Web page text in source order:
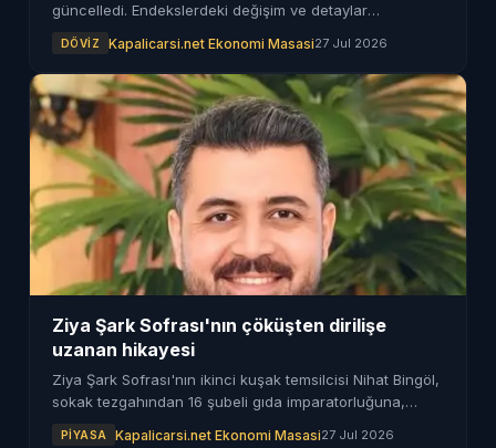
güncelledi. Endekslerdeki değişim ve detaylar
DÖVIZ Kapalicarsi.net Ekonomi Masasi27 Jul 2026
Ziya Şark Sofrası'nın çöküşten dirilişe
uzanan hikayesi
Ziya Şark Sofrası'nın ikinci kuşak temsilcisi Nihat Bingöl,
sokak tezgahından 16 şubeli gıda imparatorluğuna,
PIYASA Kapalicarsi.net Ekonomi Masasi27 Jul 2026